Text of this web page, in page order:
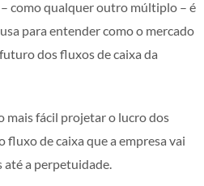
como qualquer outro múltiplo – é
para entender como o mercado
dos fluxos de caixa da
mais fácil projetar o lucro dos
fluxo de caixa que a empresa vai
até a perpetuidade.